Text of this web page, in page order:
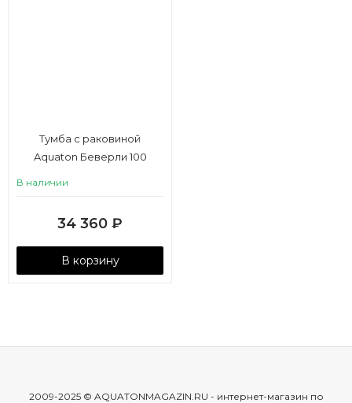
Тумба с раковиной
Aquaton Беверли 100
В наличии
34 360 ₽
В корзину
2009-2025 © AQUATONMAGAZIN.RU - интернет-магазин по